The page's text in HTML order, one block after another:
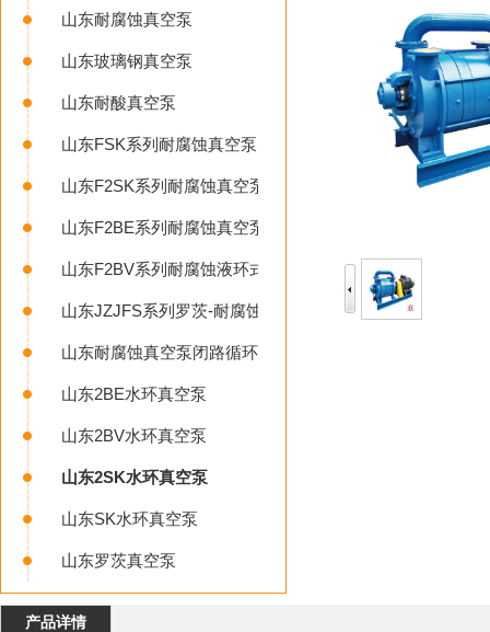
山东耐腐蚀真空泵
山东玻璃钢真空泵
山东耐酸真空泵
山东FSK系列耐腐蚀真空泵
山东F2SK系列耐腐蚀真空泵
山东F2BE系列耐腐蚀真空泵
山东F2BV系列耐腐蚀液环式真空泵
山东JZJFS系列罗茨-耐腐蚀液环真空机组
山东耐腐蚀真空泵闭路循环系统
山东2BE水环真空泵
山东2BV水环真空泵
山东2SK水环真空泵
山东SK水环真空泵
山东罗茨真空泵
产品详情